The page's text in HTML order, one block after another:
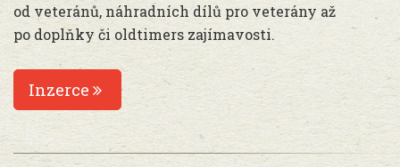
od veteránů, náhradních dílů pro veterány až
po doplňky či oldtimers zajímavosti.
Inzerce